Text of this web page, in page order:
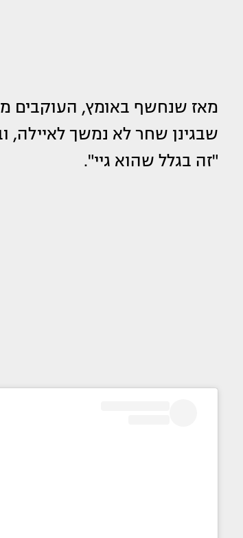
מאז שנחשף באומץ, העוקבים
שבגינן שחר לא נמשך לאיילה,
"זה בגלל שהוא גיי".